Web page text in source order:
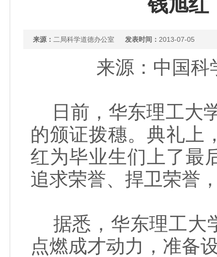
钱旭红
来源： 二局科学道德办公室 发表时间： 2013-07-05
来源：中国科
日前，华东理工大
的颁证拨穗。典礼上
红为毕业生们上了最
追求荣誉、捍卫荣誉
据悉，华东理工大
点燃成才动力，准备